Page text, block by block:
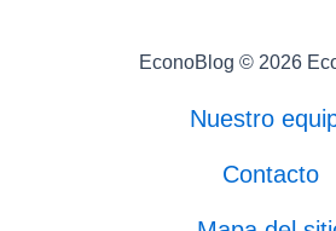
EconoBlog © 2026
Nuestro
Contacto